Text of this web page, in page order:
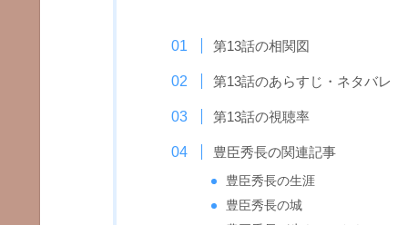
第13話の相関図
第13話のあらすじ・ネタバレ
第13話の視聴率
豊臣秀長の関連記事
豊臣秀長の生涯
豊臣秀長の城